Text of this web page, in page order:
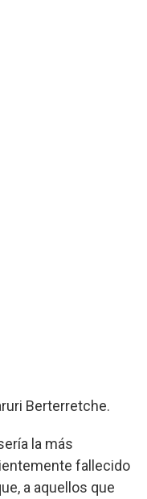
Berterretche.
la más
fallecido
a aquellos que